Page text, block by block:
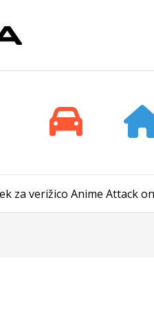
za verižico Anime Attack